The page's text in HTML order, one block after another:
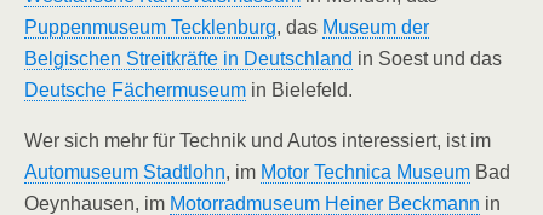
Puppenmuseum Tecklenburg, das Museum der
Belgischen Streitkräfte in Deutschland in Soest und das
Deutsche Fächermuseum in Bielefeld.
Wer sich mehr für Technik und Autos interessiert, ist im
Automuseum Stadtlohn, im Motor Technica Museum Bad
Oeynhausen, im Motorradmuseum Heiner Beckmann in